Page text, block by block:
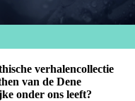
verhalencollectie
van de Dene
onder ons leeft?